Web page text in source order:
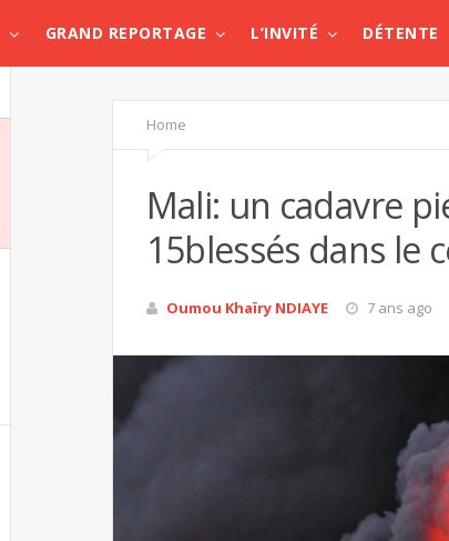
GRAND REPORTAGE L’INVITÉ DÉTENTE
Home
Mali: un cadavre
15blessés dans le
Oumou Khaïry NDIAYE 7 ans ago